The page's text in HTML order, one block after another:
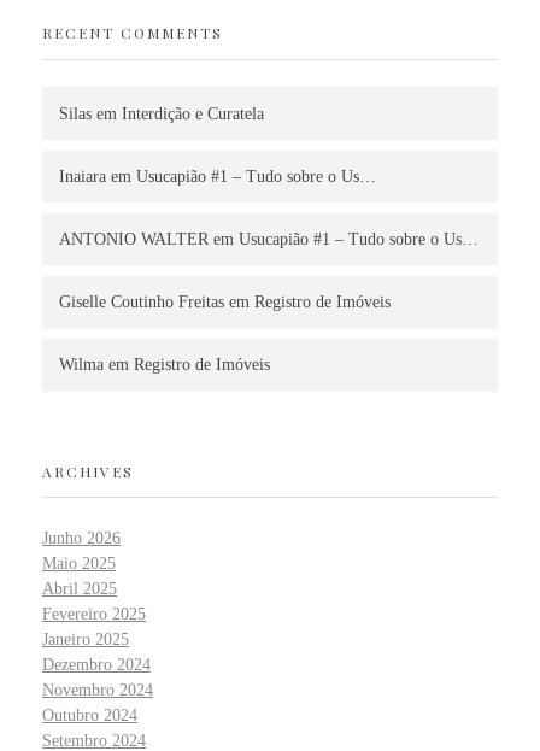
RECENT COMMENTS
Silas em Interdição e Curatela
Inaiara em Usucapião #1 – Tudo sobre o Us…
ANTONIO WALTER em Usucapião #1 – Tudo sobre o Us…
Giselle Coutinho Freitas em Registro de Imóveis
Wilma em Registro de Imóveis
ARCHIVES
Junho 2026
Maio 2025
Abril 2025
Fevereiro 2025
Janeiro 2025
Dezembro 2024
Novembro 2024
Outubro 2024
Setembro 2024